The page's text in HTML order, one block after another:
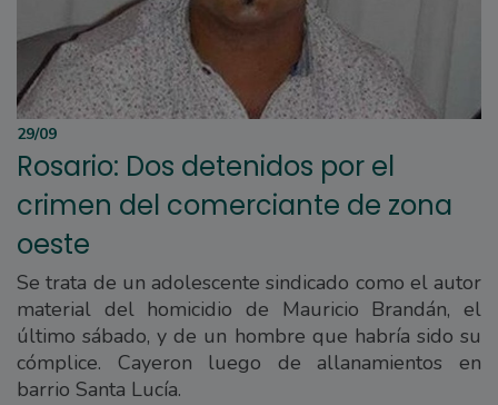
29/09
Rosario: Dos detenidos por el
crimen del comerciante de zona
oeste
Se trata de un adolescente sindicado como el autor
material del homicidio de Mauricio Brandán, el
último sábado, y de un hombre que habría sido su
cómplice. Cayeron luego de allanamientos en
barrio Santa Lucía.